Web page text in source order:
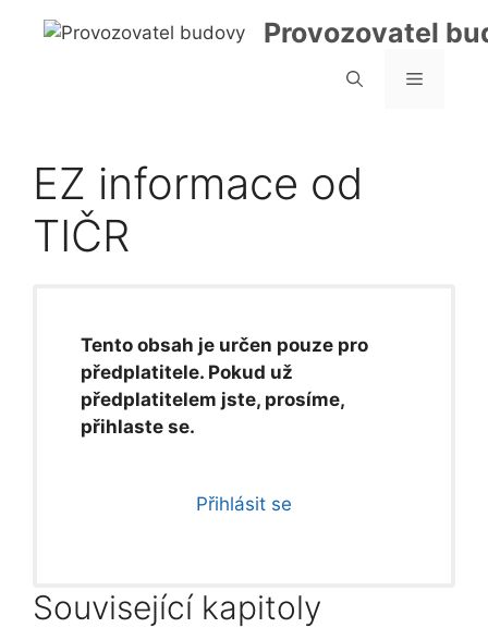
Provozovatel
Menu
EZ informace od
TIČR
Tento obsah je určen pouze pro
předplatitele. Pokud už
předplatitelem jste, prosíme,
přihlaste se.
Přihlásit se
Související kapitoly